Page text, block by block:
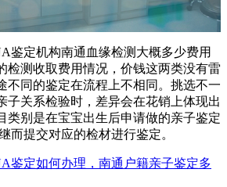
鉴定机构南通血缘检测大概多少费用
检测收取费用情况，价钱这两类没有雷
不同的鉴定在流程上不相同。挑选不一
子关系检验时，差异会在花销上体现出
类别是在宝宝出生后申请做的亲子鉴定
而提交对应的检材进行鉴定。
鉴定如何办理，南通户籍亲子鉴定多